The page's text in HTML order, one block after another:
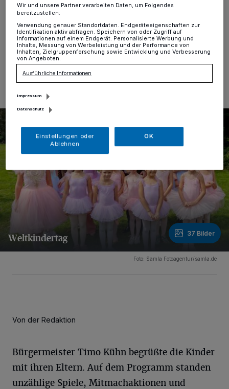
Krefeld·Auf der Stadtwaldwiese wurde am heutigen
03.09.2023 , 17:20 Uhr Eine Minute Lesezeit
Weltkindertag 37 Bilder
Foto: Samla Fotoagentur/samla.de
Von der Redaktion
Bürgermeister Timo Kühn begrüßte die Kinder
mit ihren Eltern. Auf dem Programm standen
unzählige Spiele, Mitmachaktionen und
Wir und unsere Partner verarbeiten Daten, um Folgendes
bereitzustellen:
Verwendung genauer Standortdaten. Endgeräteeigenschaften zur
Identifikation aktiv abfragen. Speichern von oder Zugriff auf
Informationen auf einem Endgerät. Personalisierte Werbung und
Inhalte, Messung von Werbeleistung und der Performance von
Inhalten, Zielgruppenforschung sowie Entwicklung und Verbesserung
von Angeboten.
Ausführliche Informationen
Impressum
Datenschutz
Einstellungen oder
Ablehnen
OK